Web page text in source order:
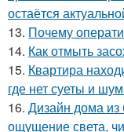
остаётся
13. Почему
14. Как отмыть
15. Квартира
где нет суеты и
16. Дизайн дома из
ощущение света,